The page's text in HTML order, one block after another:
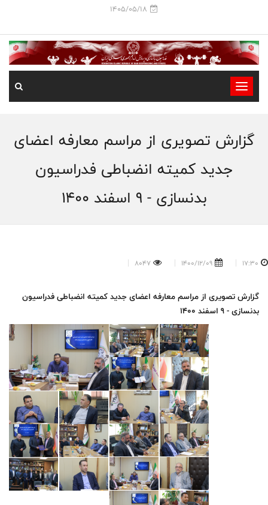
1405/05/18
-
-
-
گزارش تصویری از مراسم معارفه اعضای
جدید کمیته انضباطی فدراسیون
بدنسازی - 9 اسفند 1400
17:30
1400/12/09
8047
گزارش تصویری از مراسم معارفه اعضای جدید کمیته انضباطی فدراسیون
بدنسازی - 9 اسفند 1400